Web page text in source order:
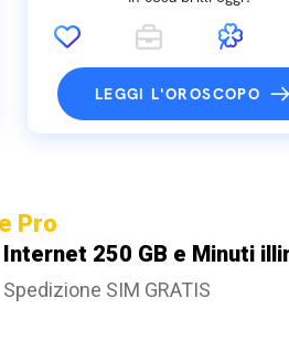
LEGGI L'OROSCOPO
Pro
Internet 250 GB e Minuti
Spedizione SIM GRATIS